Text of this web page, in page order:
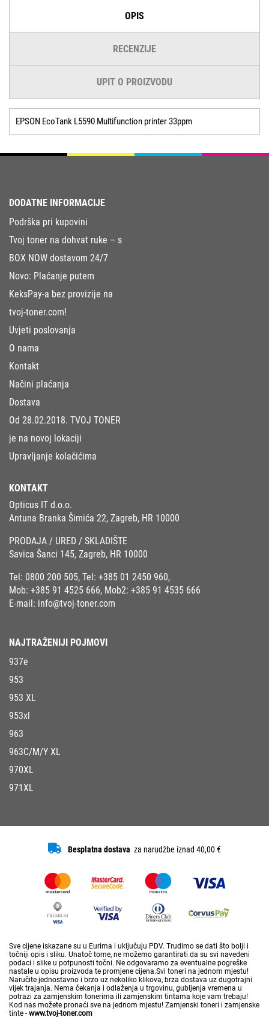
OPIS
RECENZIJE
UPIT O PROIZVODU
EPSON EcoTank L5590 Multifunction printer 33ppm
DODATNE INFORMACIJE
Podrška pri kupovini
Tvoj toner na dohvat ruke – s
BOX NOW dostavom 24/7
Novo: Plaćanje putem
KeksPay-a bez provizije na
tvoj-toner.com!
Uvjeti poslovanja
O nama
Kontakt
Načini plaćanja
Dostava
Od 28.02.2018. TVOJ TONER
je na novoj lokaciji
Upravljanje kolačićima
KONTAKT
Opticus IT d.o.o.
Antuna Branka Šimića 22, Zagreb, HR 10000
PRODAJA / URED / SKLADIŠTE
Savica Šanci 145, Zagreb, HR 10000
Tel: 0800 200 505, Tel: +385 01 2450 960,
Mob: +385 91 4525 666, Mob2: +385 91 4535 666
E-mail: info@tvoj-toner.com
NAJTRAŽENIJI POJMOVI
937e
953
953 XL
953xl
963
963C/M/Y XL
970XL
971XL
Besplatna dostava za narudžbe iznad 40,00 €
Sve cijene iskazane su u Eurima i uključuju PDV. Trudimo se dati što bolji i
točniji opis i sliku. Unatoč tome, ne možemo garantirati da su svi navedeni
podaci i slike u potpunosti točni. Ne odgovaramo za eventualne pogreške
nastale u opisu proizvoda te promjene cijena.Svi toneri na jednom mjestu!
Naručite jednostavno i brzo uz nekoliko klikova, brza dostava uz dugotrajni
vijek trajanja. Nema čekanja i odlaženja u trgovinu, gubljenja vremena u
potrazi za zamjenskim tonerima ili zamjenskim tintama koje vam trebaju!
Kod nas možete pronaći sve na jednom mjestu! Zamjenski toneri i zamjenske
tinte - www.tvoj-toner.com